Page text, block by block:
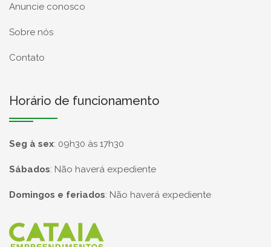
Anuncie conosco
Sobre nós
Contato
Horário de funcionamento
Seg à sex: 09h30 às 17h30
Sábados: Não haverá expediente
Domingos e feriados: Não haverá expediente
Página inicial